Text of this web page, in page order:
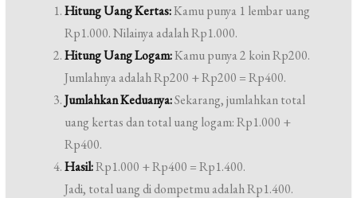
Hitung Uang Kertas:Kamu punya 1 lembar uang
Rp1.000. Nilainya adalah Rp1.000.
Hitung Uang Logam:Kamu punya 2 koin Rp200.
Jumlahnya adalah Rp200 + Rp200 = Rp400.
Jumlahkan Keduanya:Sekarang, jumlahkan total
uang kertas dan total uang logam: Rp1.000 +
Rp400.
Hasil:Rp1.000 + Rp400 = Rp1.400.
Jadi, total uang di dompetmu adalah Rp1.400.